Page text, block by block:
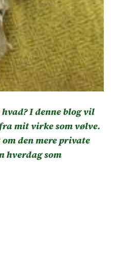
I denne blog vil
mit virke som vølve.
om den mere private
hverdag som